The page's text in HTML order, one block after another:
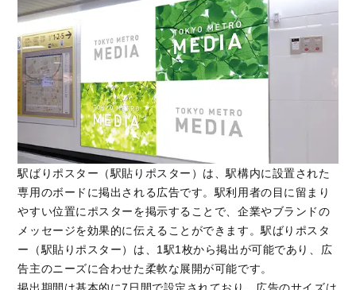
駅ばりポスター（駅貼りポスター）は、駅構内に設置された
専用のボードに掲出される広告です。駅利用者の目に留まり
やすい位置にポスターを掲示することで、企業やブランドの
メッセージを効果的に伝えることができます。駅ばりポスタ
ー（駅貼りポスター）は、1駅1枚から掲出が可能であり、広
告主のニーズに合わせた柔軟な展開が可能です。
掲出期間は基本的に7日間で設定されており、広告のサイズは